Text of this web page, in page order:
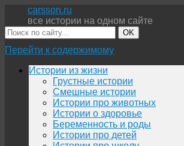
carsson.ru
все истории на одном сайте
OK
Перейти к содержимому
Истории из жизни
Грустные истории
Смешные истории
Истории про животных
Истории о здоровье
Беременность и роды
Истории про детей